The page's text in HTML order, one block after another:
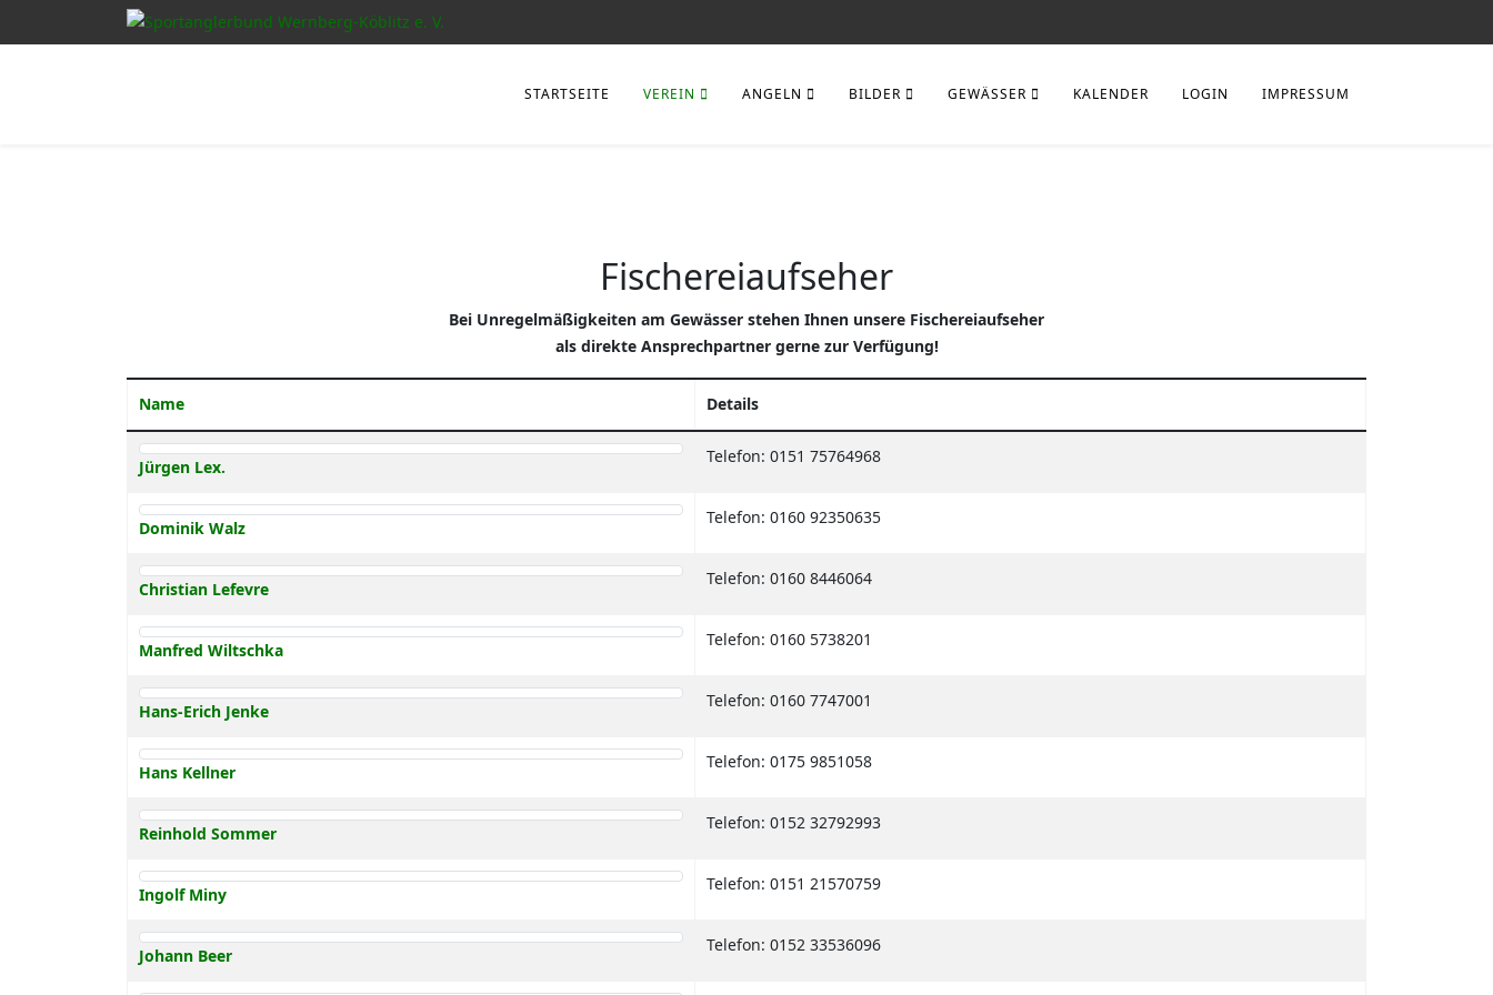
STARTSEITE VEREIN ANGELN BILDER GEWÄSSER KALENDER LOGIN IMPRESSUM
Fischereiaufseher
Bei Unregelmäßigkeiten am Gewässer stehen Ihnen unsere Fischereiaufseher
als direkte Ansprechpartner gerne zur Verfügung!
Contacts,
Name Details
Jürgen Lex.
Telefon: 0151 75764968
Dominik Walz
Telefon: 0160 92350635
Christian Lefevre
Telefon: 0160 8446064
Manfred Wiltschka
Telefon: 0160 5738201
Hans-Erich Jenke
Telefon: 0160 7747001
Hans Kellner
Telefon: 0175 9851058
Reinhold Sommer
Telefon: 0152 32792993
Ingolf Miny
Telefon: 0151 21570759
Johann Beer
Telefon: 0152 33536096